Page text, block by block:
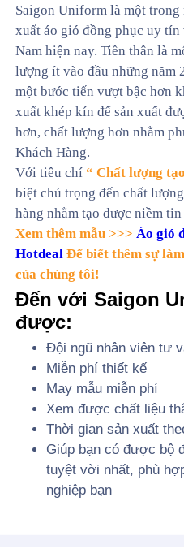
Saigon Uniform là một trong
xuất áo gió đồng phục uy tín
Nam hiện nay. Tiền thân là
lượng ít vào đầu những năm
một bước tiến vượt bậc hơn
xuất khép kín để sản xuất
hơn, chất lượng hơn nhằm
Khách Hàng.
Với tiêu chí“ Chất lượng
biệt chú trọng đến chất
hàng nhằm tạo được niềm
Xem thêm mẫu >>>Áo gió
Hotdeal Để biết thêm sự
của chúng tôi!
Đến với Saigon
được:
Đội ngũ nhân viên tư
Miễn phí thiết kế
May mẫu miễn phí
Xem được chất liệu
Thời gian sản xuất
Giúp bạn có được bộ
tuyệt vời nhất, phù
nghiệp bạn